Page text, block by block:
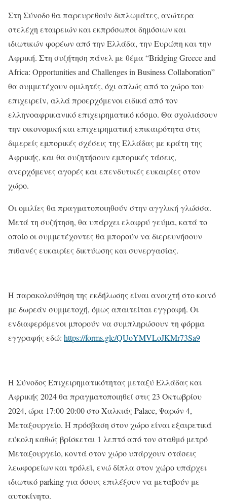
Στη Σύνοδο θα παρευρεθούν διπλωμάτες, ανώτερα
στελέχη εταιρειών και εκπρόσωποι δημόσιων και
ιδιωτικών φορέων από την Ελλάδα, την Ευρώπη και την
Αφρική. Στη συζήτηση πάνελ με θέμα “Bridging Greece and
Africa: Opportunities and Challenges in Business Collaboration”
θα συμμετέχουν ομιλητές, όχι απλώς από το χώρο του
επιχειρείν, αλλά προερχόμενοι ειδικά από τον
ελληνοαφρικανικό επιχειρηματικό κόσμο. Θα σχολιάσουν
την οικονομική και επιχειρηματική επικαιρότητα στις
διμερείς εμπορικές σχέσεις της Ελλάδας με κράτη της
Αφρικής, και θα συζητήσουν εμπορικές τάσεις,
ανερχόμενες αγορές και επενδυτικές ευκαιρίες στον
χώρο.
Οι ομιλίες θα πραγματοποιηθούν στην αγγλική γλώσσα.
Μετά τη συζήτηση, θα υπάρχει ελαφρύ γεύμα, κατά το
οποίο οι συμμετέχοντες θα μπορούν να διερευνήσουν
πιθανές ευκαιρίες δικτύωσης και συνεργασίας.
Η παρακολούθηση της εκδήλωσης είναι ανοιχτή στο κοινό
με δωρεάν συμμετοχή, όμως απαιτείται εγγραφή. Οι
ενδιαφερόμενοι μπορούν να συμπληρώσουν τη φόρμα
εγγραφής εδώ: https://forms.gle/QUoYMVLoJKMr73Sa9
Η Σύνοδος Επιχειρηματικότητας μεταξύ Ελλάδας και
Αφρικής 2024 θα πραγματοποιηθεί στις 23 Οκτωβρίου
2024, ώρα 17:00-20:00 στο Χαλκιάς Palace, Ψαρών 4,
Μεταξουργείο. Η πρόσβαση στον χώρο είναι εξαιρετικά
εύκολη καθώς βρίσκεται 1 λεπτό από τον σταθμό μετρό
Μεταξουργείο, κοντά στον χώρο υπάρχουν στάσεις
λεωφορείων και τρόλεϊ, ενώ δίπλα στον χώρο υπάρχει
ιδιωτικό parking για όσους επιλέξουν να μεταβούν με
αυτοκίνητο.